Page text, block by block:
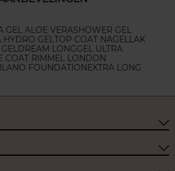
GEL ALOE VERASHOWER GEL
HYDRO GELTOP COAT NAGELLAK
DREAM LONGGEL ULTRA
COAT RIMMEL LONDON
FOUNDATION EXTRA LONG